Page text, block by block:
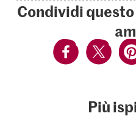
Condividi
Più